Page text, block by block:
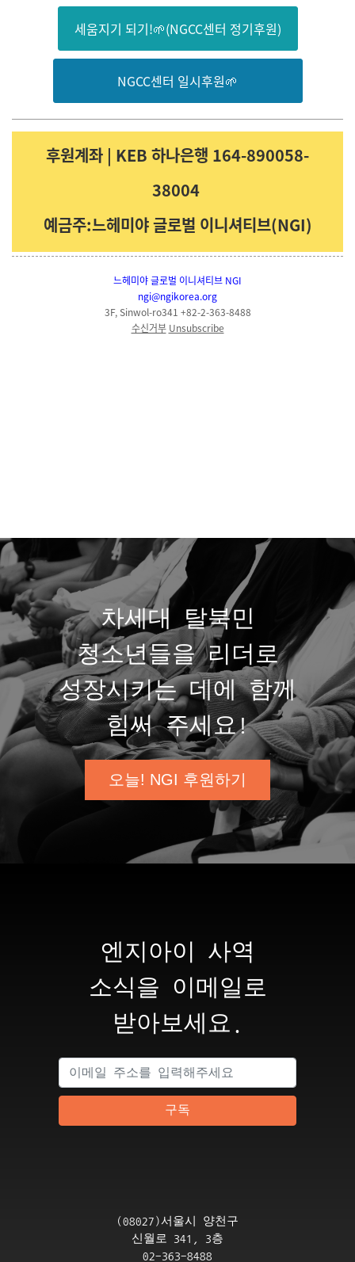
세움지기 되기!🌱(NGCC센터 정기후원)
NGCC센터 일시후원🌱
후원계좌 | KEB 하나은행 164-890058-
38004
예금주:느헤미야 글로벌 이니셔티브(NGI)
느헤미야 글로벌 이니셔티브 NGI
ngi@ngikorea.org
3F, Sinwol-ro341 +82-2-363-8488
수신거부 Unsubscribe
차세대 탈북민
청소년들을 리더로
성장시키는 데에 함께
힘써 주세요!
오늘! NGI 후원하기
엔지아이 사역
소식을 이메일로
받아보세요.
구독
(08027)서울시 양천구
신월로 341, 3층
02-363-8488